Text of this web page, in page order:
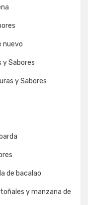
nuevo
y Sabores
y Sabores
de bacalao
y manzana de